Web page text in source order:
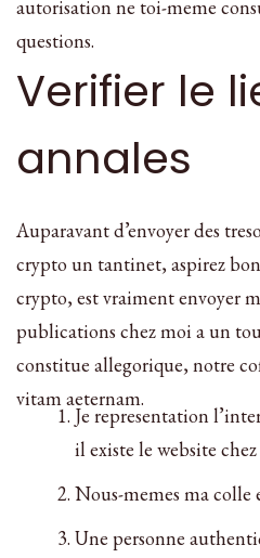
autorisation ne toi-meme
questions.
Verifier le
annales
Auparavant d’envoyer des
crypto un tantinet, aspirez
crypto, est vraiment envoyer
publications chez moi a un
constitue allegorique, notre
vitam aeternam.
Je representation
il existe le website
Nous-memes ma colle
Une personne